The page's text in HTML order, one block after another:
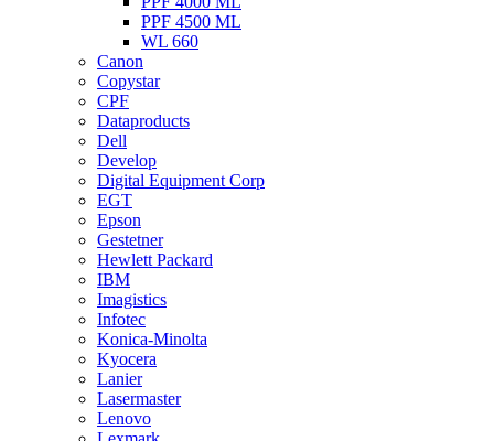
PPF 4500 ML
WL 660
Canon
Copystar
CPF
Dataproducts
Dell
Develop
Digital Equipment Corp
EGT
Epson
Gestetner
Hewlett Packard
IBM
Imagistics
Infotec
Konica-Minolta
Kyocera
Lanier
Lasermaster
Lenovo